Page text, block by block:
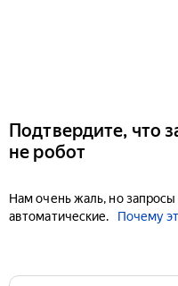
Подтвердите, что
не робот
Нам очень жаль, но
автоматические.
Почему